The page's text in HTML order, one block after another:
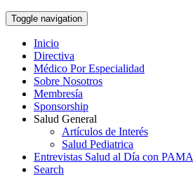
Toggle navigation
Inicio
Directiva
Médico Por Especialidad
Sobre Nosotros
Membresía
Sponsorship
Salud General
Artículos de Interés
Salud Pediatrica
Entrevistas Salud al Día con PAMA
Search